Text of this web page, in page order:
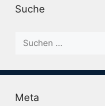
Suche
Suche
nach:
Meta